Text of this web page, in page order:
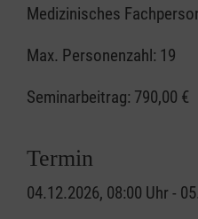
Medizinisches
Max. Personenzahl: 19
Seminarbeitrag: 790,00 €
Termin
04.12.2026, 08:00 Uhr -